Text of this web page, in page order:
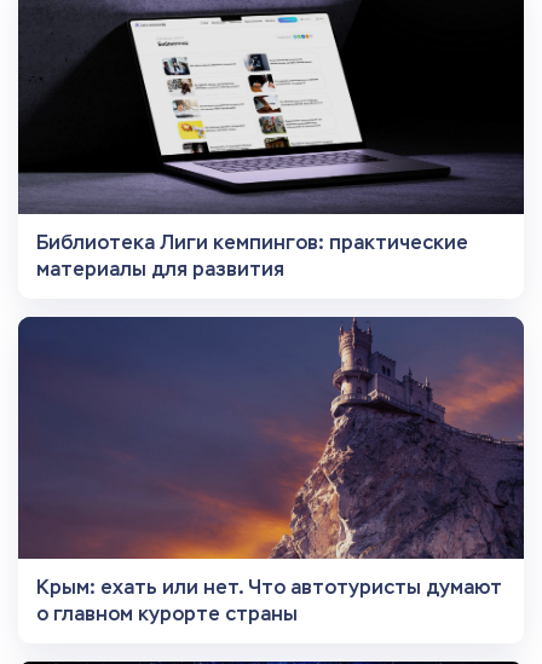
Библиотека Лиги кемпингов: практические
материалы для развития
Крым: ехать или нет. Что автотуристы думают
о главном курорте страны